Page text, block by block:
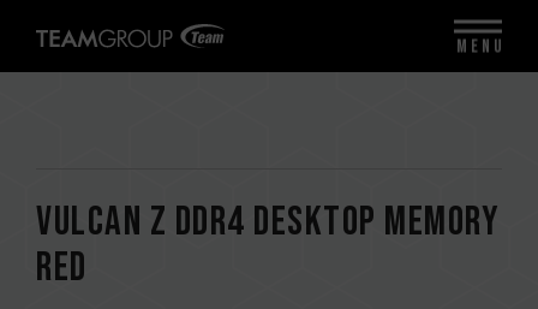
VULCAN Z DDR4 DESKTOP MEMORY
RED
MENU